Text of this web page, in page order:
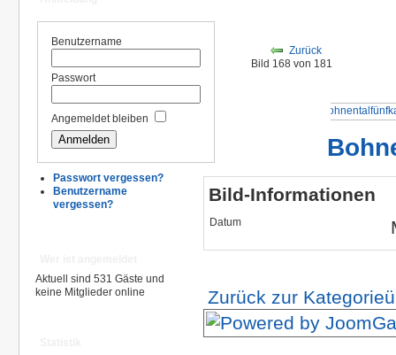
Benutzername
Passwort
Angemeldet bleiben
Passwort vergessen?
Benutzername
vergessen?
Aktuell sind 531 Gäste und
keine Mitglieder online
Zurück
Bild 168 von 181
Bild-Informationen
Datum
Zurück zur